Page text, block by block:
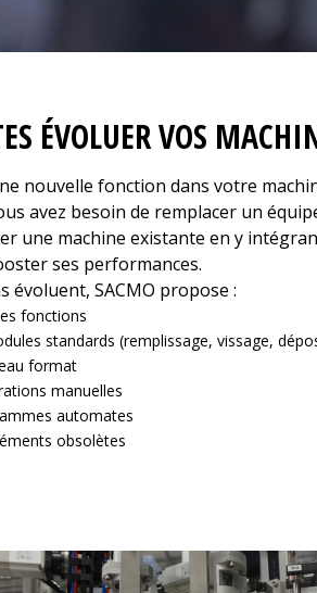
ÉVOLUER VOS
nouvelle fonction dans votre
avez besoin de remplacer un
une machine existante en y
ses performances.
évoluent, SACMO propose :
fonctions
standards (remplissage, vissage,
format
manuelles
automates
obsolètes